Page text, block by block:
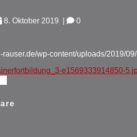
8. Oktober 2019 0
rauser.de/wp-content/uploads/2019/
e1569333914850-